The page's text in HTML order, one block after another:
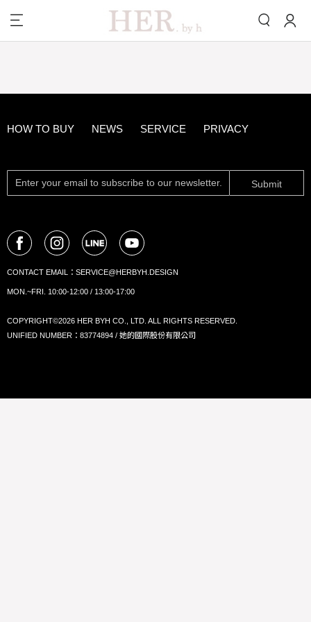
HOW TO BUY NEWS SERVICE PRIVACY
Submit
CONTACT EMAIL： SERVICE@HERBYH.DESIGN
MON.~FRI. 10:00-12:00 / 13:00-17:00
COPYRIGHT©2026 HER BYH CO., LTD. ALL RIGHTS RESERVED.
UNIFIED NUMBER：83774894 / 她的國際股份有限公司